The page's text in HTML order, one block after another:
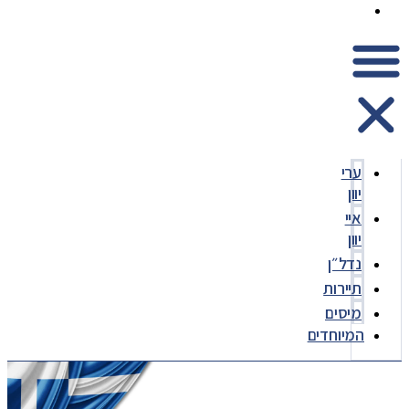
ערי
יוון
איי
יוון
נדל״ן
תיירות
מיסים
המיוחדים